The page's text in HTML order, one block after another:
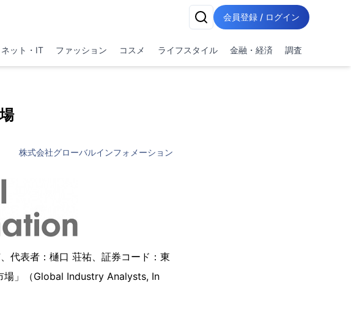
会員登録 / ログイン
ネット・IT ファッション コスメ ライフスタイル 金融・経済 調査
株式会社グローバルインフォメーション
代表者：樋口 荘祐、証券コード：東
場」（Global Industry Analysts, In